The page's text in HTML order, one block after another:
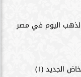
اليوم في مصر
الجديد (١)